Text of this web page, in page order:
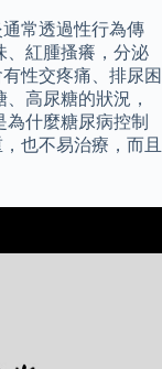
常透過性行為傳
、紅腫搔癢，分泌
性交疼痛、排尿困
高尿糖的狀況，
什麼糖尿病控制
也不易治療，而且